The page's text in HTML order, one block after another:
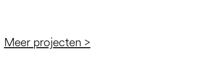
Meer projecten >